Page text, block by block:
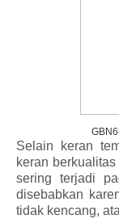
Selain keran
keran
sering terjadi
disebabkan
tidak kencang,